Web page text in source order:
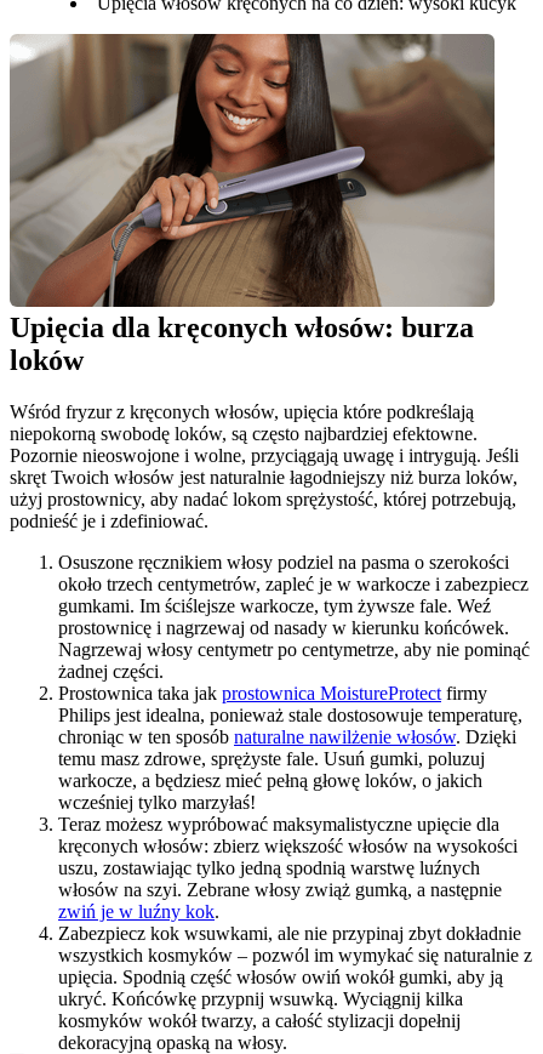
Upięcia dla kręconych włosów: burza
loków
Wśród fryzur z kręconych włosów, upięcia które podkreślają
niepokorną swobodę loków, są często najbardziej efektowne.
Pozornie nieoswojone i wolne, przyciągają uwagę i intrygują. Jeśli
skręt Twoich włosów jest naturalnie łagodniejszy niż burza loków,
użyj prostownicy, aby nadać lokom sprężystość, której potrzebują,
podnieść je i zdefiniować.
Osuszone ręcznikiem włosy podziel na pasma o szerokości
około trzech centymetrów, zapleć je w warkocze i zabezpiecz
gumkami. Im ściślejsze warkocze, tym żywsze fale. Weź
prostownicę i nagrzewaj od nasady w kierunku końcówek.
Nagrzewaj włosy centymetr po centymetrze, aby nie pominąć
żadnej części.
Prostownica taka jak prostownica MoistureProtect firmy
Philips jest idealna, ponieważ stale dostosowuje temperaturę,
chroniąc w ten sposób naturalne nawilżenie włosów. Dzięki
temu masz zdrowe, sprężyste fale. Usuń gumki, poluzuj
warkocze, a będziesz mieć pełną głowę loków, o jakich
wcześniej tylko marzyłaś!
Teraz możesz wypróbować maksymalistyczne upięcie dla
kręconych włosów: zbierz większość włosów na wysokości
uszu, zostawiając tylko jedną spodnią warstwę luźnych
zwiń je w luźny kok.
Zabezpiecz kok wsuwkami, ale nie przypinaj zbyt dokładnie
wszystkich kosmyków – pozwól im wymykać się naturalnie z
upięcia. Spodnią część włosów owiń wokół gumki, aby ją
ukryć. Końcówkę przypnij wsuwką. Wyciągnij kilka
kosmyków wokół twarzy, a całość stylizacji dopełnij
dekoracyjną opaską na włosy.